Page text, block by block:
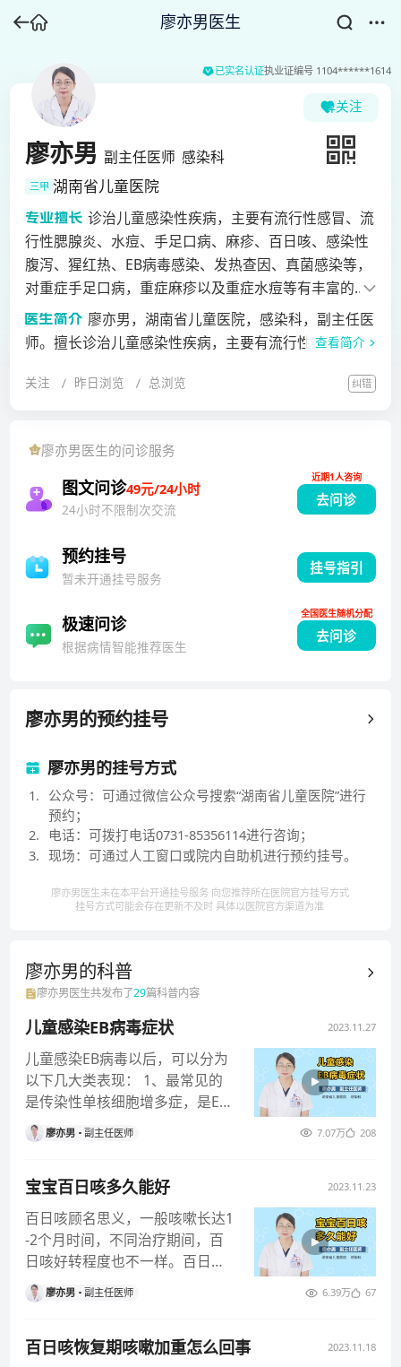
廖亦男医生
已实名认证执业证编号 1104******1614
关注
廖亦男 副主任医师 感染科
三甲 湖南省儿童医院
诊治儿童感染性疾病，主要有流行性感冒、流
行性腮腺炎、水痘、手足口病、麻疹、百日咳、感染性
腹泻、猩红热、EB病毒感染、发热查因、真菌感染等，
对重症手足口病，重症麻疹以及重症水痘等有丰富的临
床经验。 廖亦男，湖南省儿童医院，感染科，副主任医
师。擅长诊治儿童感染性疾病，主要有流行性感冒、流
腹泻、猩红热、EB病毒感染、发热查因、真菌感染等，
从事儿童感染性以及传染性疾病的诊治工作。
查看简介
关注 昨日浏览 总浏览 纠错
廖亦男医生的问诊服务
图文问诊49元/24小时
24小时不限制次交流
去问诊
近期1人咨询
预约挂号
暂未开通挂号服务
挂号指引
极速问诊
根据病情智能推荐医生
去问诊
全国医生随机分配
廖亦男的预约挂号
廖亦男的挂号方式
1. 公众号：可通过微信公众号搜索“湖南省儿童医院”进行
预约；
2. 电话：可拨打电话0731-85356114进行咨询；
3. 现场：可通过人工窗口或院内自助机进行预约挂号。
廖亦男医生未在本平台开通挂号服务 向您推荐所在医院官方挂号方式
挂号方式可能会存在更新不及时 具体以医院官方渠道为准
廖亦男的科普
廖亦男医生共发布了29篇科普内容
儿童感染EB病毒症状 2023.11.27
儿童感染EB病毒以后，可以分为
以下几大类表现： 1、最常见的
是传染性单核细胞增多症，是EB
病毒感染引起的急性传染性疾
病。
廖亦男 副主任医师 7.07万 208
宝宝百日咳多久能好 2023.11.23
百日咳顾名思义，一般咳嗽长达1
-2个月时间，不同治疗期间，百
日咳好转程度也不一样。百日咳
分为三个时期：痉咳前期、痉咳
期、
廖亦男 副主任医师 6.39万 67
百日咳恢复期咳嗽加重怎么回事 2023.11.18